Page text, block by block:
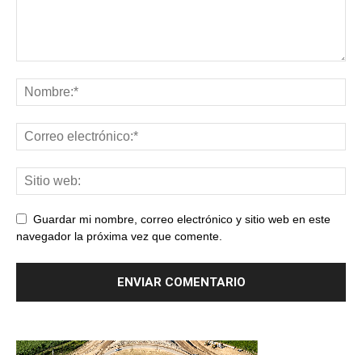
Guardar mi nombre, correo electrónico y sitio web en este
navegador la próxima vez que comente.